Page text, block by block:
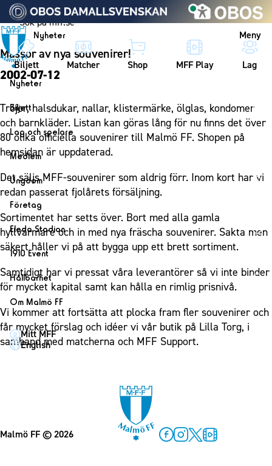
Vidare till innehållet
Nyheter Meny
Biljett Matcher Shop MFF Play Lag
Nyheter
Nyheter
Kalender
Biljett
Biljett
Årskort herr
Mitt MFF
Biljetter till bortamatcher
Biljettvillkor
Lag och spelare
Lag
Herrlaget
Spelare
Ledarstab
Damlaget
Spelare
Ledarstab
Medlem
Medlemskap i Malmö FF
Årsmöte 2026
Ungdom
MFF Ungdom
Sommarfotboll
Skånecupen
Fotbollsskolan
Fotbollsnätverket
P19
F19
P17
F17
Företag
Bli företagspartner
Nätverket
Partner dam
Eleda Stadion
Eleda Stadion
Erics Bar & Restaurang
Matchdag på Eleda Stadion
MFF-museet & rundvandringar
1910 Event
1910 Event
Fest & Event
Konferens
Möte
Mässa
Vanliga frågor om 1910 Event
Hållbarhet
Hållbarhet
Himmelsblå framtid – en match för miljön
MFF i samhället
Himmelsblå Tillsammans
Grundskolefotboll mot rasismer
Om Malmö FF
Om Malmö FF
Kontakt
Policydokument
Mitt MFF
English
Massor av nya souvenirer!
2002-07-12
Tröjor, halsdukar, nallar, klistermärke, ölglas, kondomer
och barnkläder. Listan kan göras lång för nu finns det över
80 olika officiella souvenirer till Malmö FF. Shopen på
hemsidan är uppdaterad.
Det säljs MFF-souvenirer som aldrig förr. Inom kort har vi
redan passerat fjolårets försäljning.
Sortimentet har setts över. Bort med alla gamla
hyllvärmare och in med nya fräscha souvenirer. Sakta men
säkert håller vi på att bygga upp ett brett sortiment.
Samtidigt har vi pressat våra leverantörer så vi inte binder
för mycket kapital samt kan hålla en rimlig prisnivå.
Vi kommer att fortsätta att plocka fram fler souvenirer och
får mycket förslag och idéer vi vår butik på Lilla Torg, i
samband med matcherna och MFF Support.
Malmö FF© 2026